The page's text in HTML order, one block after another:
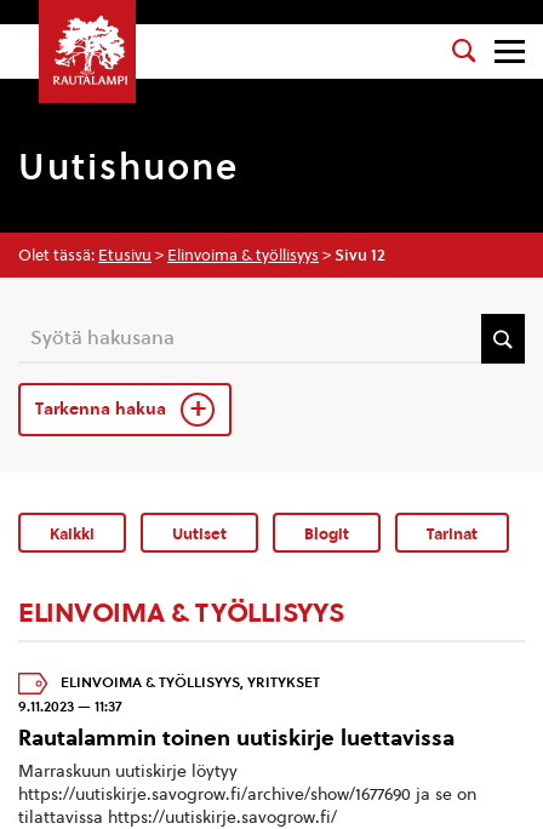
Uutishuone
Olet tässä: Etusivu > Elinvoima & työllisyys > Sivu 12
Tarkenna hakua
Kaikki Uutiset Blogit Tarinat
ELINVOIMA & TYÖLLISYYS
ELINVOIMA & TYÖLLISYYS, YRITYKSET
9.11.2023 — 11:37
Rautalammin toinen uutiskirje luettavissa
Marraskuun uutiskirje löytyy
https://uutiskirje.savogrow.fi/archive/show/1677690 ja se on
tilattavissa https://uutiskirje.savogrow.fi/